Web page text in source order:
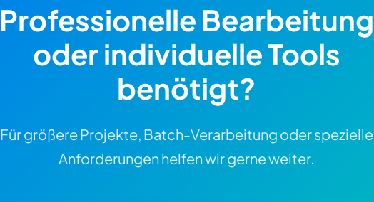
Professionelle Bearbeitung
oder individuelle Tools
benötigt?
Für größere Projekte, Batch-Verarbeitung oder spezielle
Anforderungen helfen wir gerne weiter.